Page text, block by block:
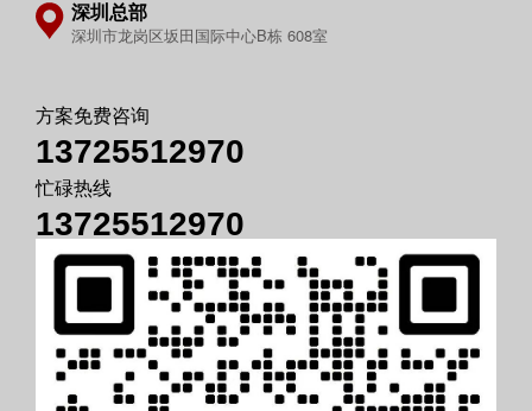
深圳总部
深圳市龙岗区坂田国际中心B栋 608室
方案免费咨询
13725512970
忙碌热线
13725512970